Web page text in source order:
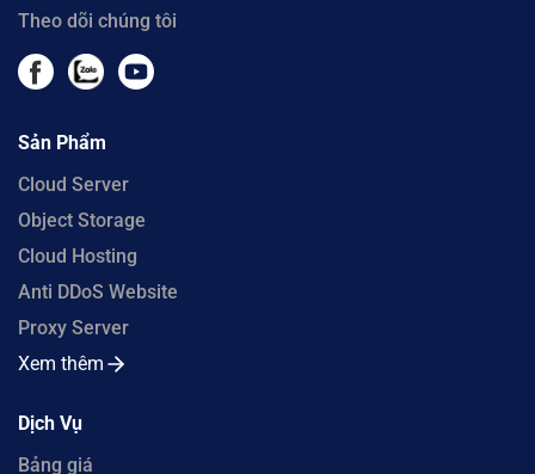
Theo dõi chúng tôi
Sản Phẩm
Cloud Server
Object Storage
Cloud Hosting
Anti DDoS Website
Proxy Server
Xem thêm
Dịch Vụ
Bảng giá